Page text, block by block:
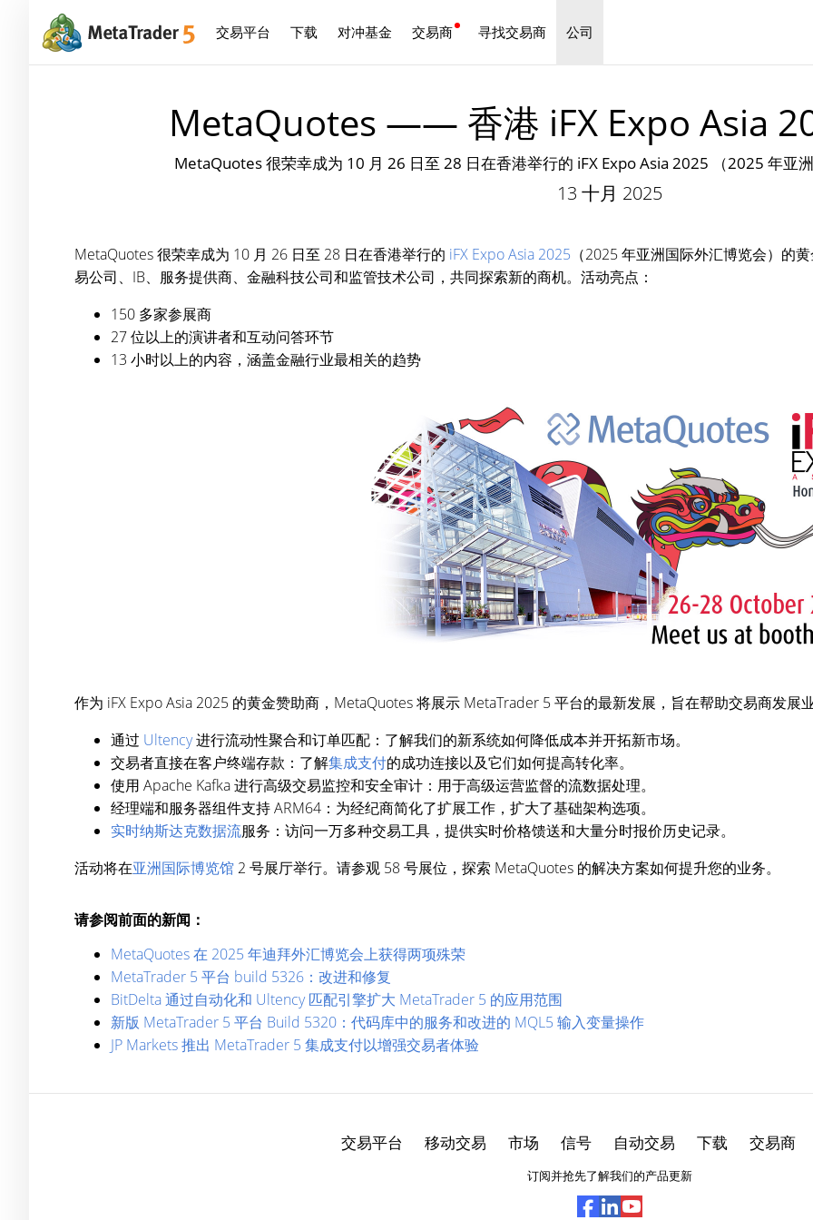
交易平台 下载 对冲基金 交易商 寻找交易商 公司
MetaQuotes —— 香港 iFX Expo Asia
MetaQuotes 很荣幸成为 10 月 26 日至 28 日在香港举行的 iFX Expo Asia 2025 （2025 年亚
13 十月 2025
MetaQuotes 很荣幸成为 10 月 26 日至 28 日在香港举行的 iFX Expo Asia 2025 （2025 年亚洲国际外汇博览会）的
易公司、IB、服务提供商、金融科技公司和监管技术公司，共同探索新的商机。活动亮点：
150 多家参展商
27 位以上的演讲者和互动问答环节
13 小时以上的内容，涵盖金融行业最相关的趋势
作为 iFX Expo Asia 2025 的黄金赞助商，MetaQuotes 将展示 MetaTrader 5 平台的最新发展，旨在帮助交易商发展
通过 Ultency进行流动性聚合和订单匹配：了解我们的新系统如何降低成本并开拓新市场。
交易者直接在客户终端存款：了解集成支付的成功连接以及它们如何提高转化率。
使用 Apache Kafka 进行高级交易监控和安全审计：用于高级运营监督的流数据处理。
经理端和服务器组件支持 ARM64：为经纪商简化了扩展工作，扩大了基础架构选项。
实时纳斯达克数据流服务：访问一万多种交易工具，提供实时价格馈送和大量分时报价历史记录。
活动将在亚洲国际博览馆 2 号展厅举行。请参观 58 号展位，探索 MetaQuotes 的解决方案如何提升您的业务。
请参阅前面的新闻：
MetaQuotes 在 2025 年迪拜外汇博览会上获得两项殊荣
MetaTrader 5 平台 build 5326：改进和修复
BitDelta 通过自动化和 Ultency 匹配引擎扩大 MetaTrader 5 的应用范围
新版 MetaTrader 5 平台 Build 5320：代码库中的服务和改进的 MQL5 输入变量操作
JP Markets 推出 MetaTrader 5 集成支付以增强交易者体验
交易平台 移动交易 市场 信号 自动交易 下载 交易商
订阅并抢先了解我们的产品更新